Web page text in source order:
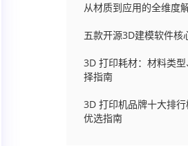
从材质到应用的全维度
五款开源3D建模软件核
3D 打印耗材：材料类
择指南
3D 打印机品牌十大排
优选指南